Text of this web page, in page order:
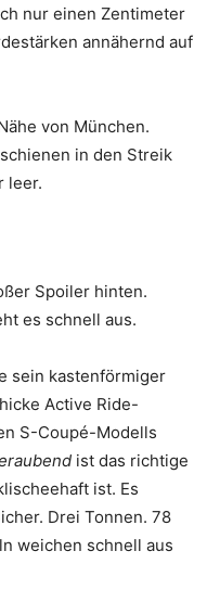
nur einen Zentimeter
annähernd auf
von München.
in den Streik
leer.
Spoiler hinten.
es schnell aus.
sein kastenförmiger
Active Ride-
S-Coupé-Modells
ist das richtige
ist. Es
Drei Tonnen. 78
weichen schnell aus